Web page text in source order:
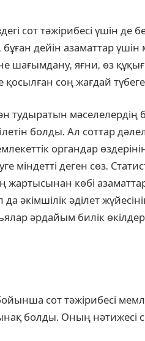
сот тәжірибесі үшін
дейін азаматтар
шағымдану, яғни, өз
қосылған соң жағдай
тудыратын мәселелердің
болды. Ал соттар
органдар
міндетті деген сөз.
жартысынан көбі
әкімшілік әділет
әрдайым билік
бойынша сот тәжірибесі
болды. Оның нәтижесі